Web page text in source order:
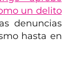
un delito
denuncias
hasta en